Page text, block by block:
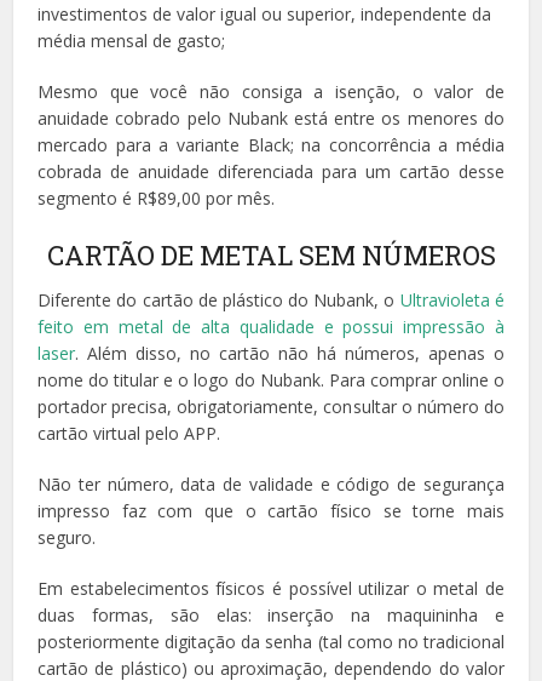
investimentos de valor igual ou superior, independente da
média mensal de gasto;
Mesmo que você não consiga a isenção, o valor de
anuidade cobrado pelo Nubank está entre os menores do
mercado para a variante Black; na concorrência a média
cobrada de anuidade diferenciada para um cartão desse
segmento é R$89,00 por mês.
CARTÃO DE METAL SEM NÚMEROS
Diferente do cartão de plástico do Nubank, o Ultravioleta é
feito em metal de alta qualidade e possui impressão à
laser. Além disso, no cartão não há números, apenas o
nome do titular e o logo do Nubank. Para comprar online o
portador precisa, obrigatoriamente, consultar o número do
cartão virtual pelo APP.
Não ter número, data de validade e código de segurança
impresso faz com que o cartão físico se torne mais
seguro.
Em estabelecimentos físicos é possível utilizar o metal de
duas formas, são elas: inserção na maquininha e
posteriormente digitação da senha (tal como no tradicional
cartão de plástico) ou aproximação, dependendo do valor